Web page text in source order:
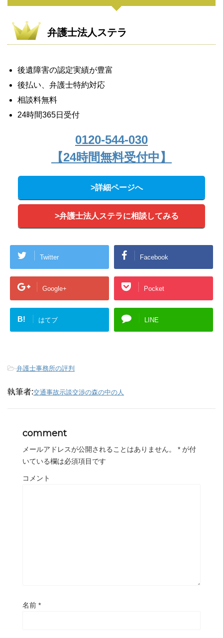
弁護士法人ステラ
後遺障害の認定実績が豊富
後払い、弁護士特約対応
相談料無料
24時間365日受付
0120-544-030
【24時間無料受付中】
>詳細ページへ
>弁護士法人ステラに相談してみる
Twitter Facebook
Google+ Pocket
B! はてブ LINE
-弁護士事務所の評判
執筆者:交通事故示談交渉の森の中の人
comment
メールアドレスが公開されることはありません。 * が付
いている欄は必須項目です
コメント
名前 *